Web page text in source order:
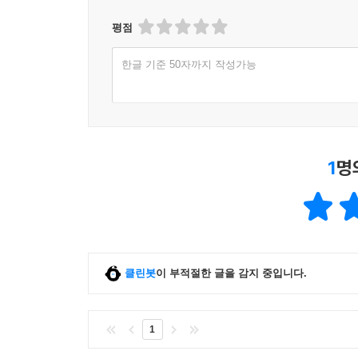
평점
한글 기준 50자까지 작성가능
1명
클린봇이 부적절한 글을 감지 중입니다.
1